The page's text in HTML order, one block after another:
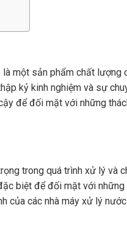
là một sản phẩm chất
kỷ kinh nghiệm và sự
để đối mặt với những
trong quá trình xử lý và
biệt để đối mặt với
của các nhà máy xử lý